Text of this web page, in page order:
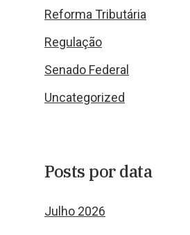
Reforma Tributária
Regulação
Senado Federal
Uncategorized
Posts por data
Julho 2026